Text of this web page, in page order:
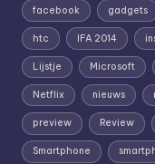
facebook gadgets
htc IFA 2014
Lijstje Microsoft
Netflix nieuws
preview Review
Smartphone